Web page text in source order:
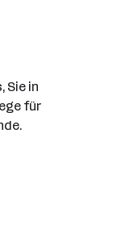
Sie in
für